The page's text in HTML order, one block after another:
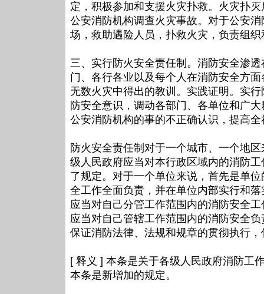
定，积极参加和支援火灾扑救。火灾扑
公安消防机构调查火灾事故。对于公安
场，救助遇险人员，扑救火灾，负责组
三、实行防火安全责任制。消防安全渗
门、各行各业以及每个人在消防安全方
无数火灾中得出的教训。实践证明。实
防安全意识，调动各部门、各单位和广
公安消防机构的事的不正确认识，提高
防火安全责任制对于一个城市、一个地
级人民政府应当对本行政区域内的消防
了规定。对于一个单位来说，首先是单
全工作全面负责，并在单位内部实行和
应当对自己分管工作范围内的消防安全
应当对自己管辖工作范围内的消防安全
保证消防法律、法规和规章的贯彻执行
[ 释义 ] 本条是关于各级人民政府消防工
本条是新增加的规定。